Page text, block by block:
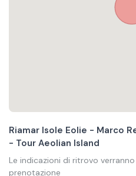
Riamar Isole Eolie - Marco
- Tour Aeolian Island
Le indicazioni di ritrovo
prenotazione